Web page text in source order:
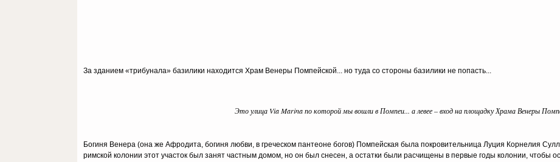
За зданием «трибунала» базилики находится Храм Венеры Помпейской... но туда со стороны базилики не попасть...
Это улица Via Marina по которой мы вошли в Помпеи... а левее – вход на площадку Храма Венеры
Богиня Венера (она же Афродита, богиня любви, в греческом пантеоне богов) Помпейская была покровительница Луция Корнелия
римской колонии этот участок был занят частным домом, но он был снесен, а остатки были расчищены в первые годы колонии, чтобы